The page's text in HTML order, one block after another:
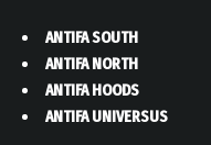
ANTIFA SOUTH
ANTIFA NORTH
ANTIFA HOODS
ANTIFA UNIVERSUS